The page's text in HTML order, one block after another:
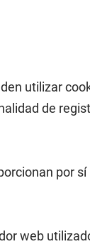
utilizar
de
por
web